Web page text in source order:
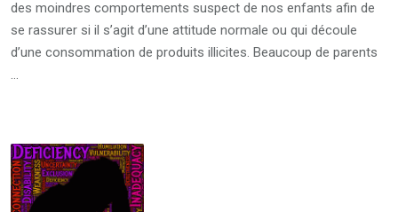
des moindres comportements suspect de nos enfants afin de
se rassurer si il s’agit d’une attitude normale ou qui découle
d’une consommation de produits illicites. Beaucoup de parents
…